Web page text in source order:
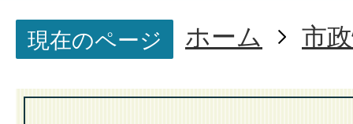
現在のページ ホーム 市